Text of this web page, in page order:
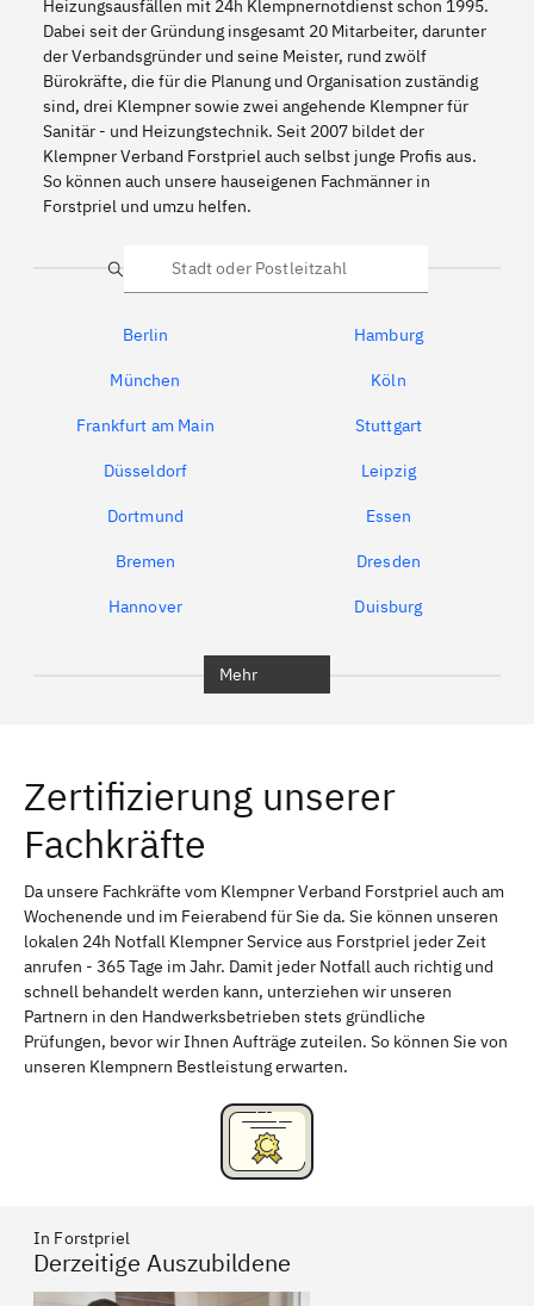
Heizungsausfällen mit 24h Klempnernotdienst schon 1995.
Dabei seit der Gründung insgesamt 20 Mitarbeiter, darunter
der Verbandsgründer und seine Meister, rund zwölf
Bürokräfte, die für die Planung und Organisation zuständig
sind, drei Klempner sowie zwei angehende Klempner für
Sanitär - und Heizungstechnik. Seit 2007 bildet der
Klempner Verband Forstpriel auch selbst junge Profis aus.
So können auch unsere hauseigenen Fachmänner in
Forstpriel und umzu helfen.
Suche
Berlin Hamburg
München Köln
Frankfurt am Main Stuttgart
Düsseldorf Leipzig
Dortmund Essen
Bremen Dresden
Hannover Duisburg
Erlangen Bamberg
Bayreuth
Schweinfurt Passau
Freising Rudelsdorf, Mittelfranken
Mehr
Zertifizierung unserer
Fachkräfte
Da unsere Fachkräfte vom Klempner Verband Forstpriel auch am
Wochenende und im Feierabend für Sie da. Sie können unseren
lokalen 24h Notfall Klempner Service aus Forstpriel jeder Zeit
anrufen - 365 Tage im Jahr. Damit jeder Notfall auch richtig und
schnell behandelt werden kann, unterziehen wir unseren
Partnern in den Handwerksbetrieben stets gründliche
Prüfungen, bevor wir Ihnen Aufträge zuteilen. So können Sie von
unseren Klempnern Bestleistung erwarten.
In Forstpriel
Derzeitige Auszubildene